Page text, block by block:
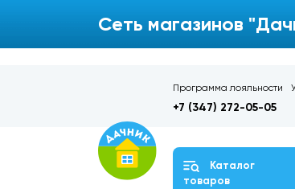
Сеть магазинов
Программа лояльности
+7 (347) 272-05-05
Каталог
товаров